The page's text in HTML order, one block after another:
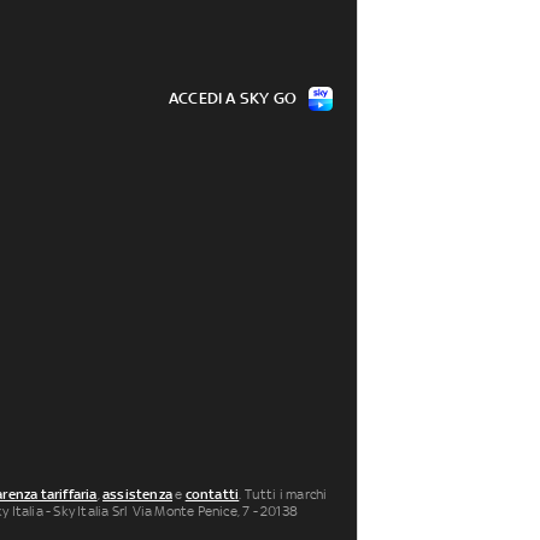
ACCEDI A SKY GO
tariffaria,assistenzae contatti. Tutti i marchi
- Sky Italia Srl Via Monte Penice, 7 - 20138